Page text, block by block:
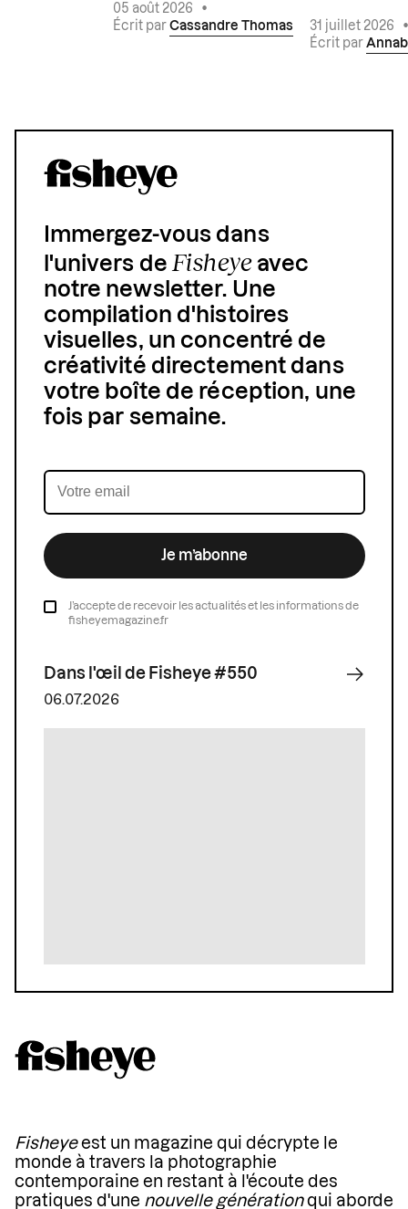
05 août 2026
•
Écrit par Cassandre Thomas 31 juillet 2026
Écrit par
Immergez-vous dans
l'univers de Fisheyeavec
notre newsletter. Une
compilation d'histoires
visuelles, un concentré de
créativité directement dans
votre boîte de réception, une
fois par semaine.
Je m’abonne
J’accepte de recevoir les actualités et les informations de
fisheyemagazine.fr
Dans l'œil de Fisheye #550
06.07.2026
Fisheyeest un magazine qui décrypte le
monde à travers la photographie
contemporaine en restant à l'écoute des
pratiques d'une nouvelle générationqui aborde